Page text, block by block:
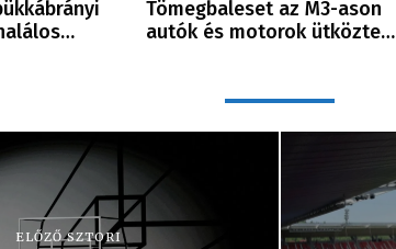
Tömegbaleset az M3-ason
autók és motorok ütközte…
ELŐZŐ SZTORI